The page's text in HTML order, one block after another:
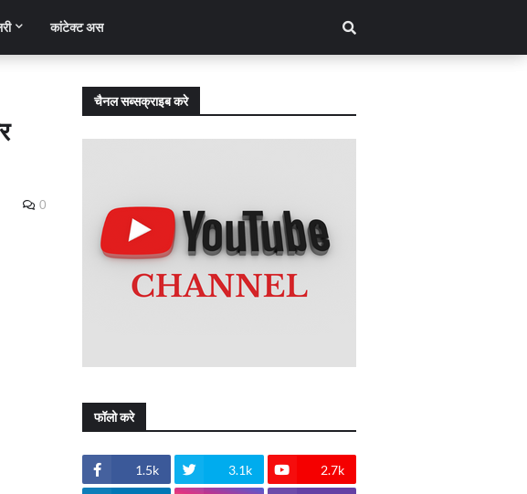
कांटेक्ट अस
0
चैनल सब्सक्राइब करे
फॉलो करे
1.5k 3.1k 2.7k